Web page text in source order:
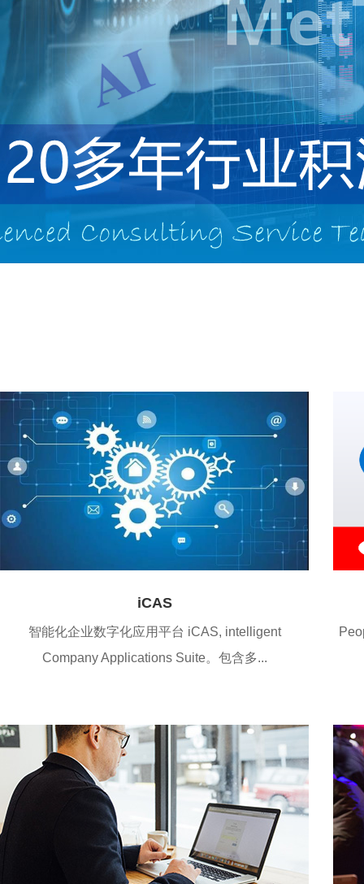
iCAS
智能化企业数字化应用平台 iCAS, intelligent
Company Applications Suite。包含多...